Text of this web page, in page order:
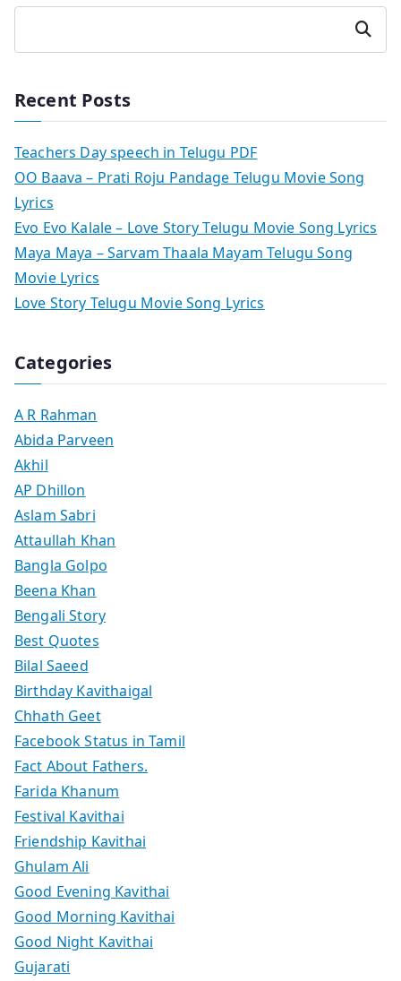
Search
Recent Posts
Teachers Day speech in Telugu PDF
OO Baava – Prati Roju Pandage Telugu Movie Song
Lyrics
Evo Evo Kalale – Love Story Telugu Movie Song Lyrics
Maya Maya – Sarvam Thaala Mayam Telugu Song
Movie Lyrics
Love Story Telugu Movie Song Lyrics
Categories
A R Rahman
Abida Parveen
Akhil
AP Dhillon
Aslam Sabri
Attaullah Khan
Bangla Golpo
Beena Khan
Bengali Story
Best Quotes
Bilal Saeed
Birthday Kavithaigal
Chhath Geet
Facebook Status in Tamil
Fact About Fathers.
Farida Khanum
Festival Kavithai
Friendship Kavithai
Ghulam Ali
Good Evening Kavithai
Good Morning Kavithai
Good Night Kavithai
Gujarati